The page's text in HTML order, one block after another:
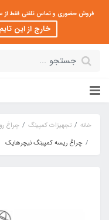
فروش حضوری و تماس تلفنی فقط از ساعت 11:30 صبح تا 2 عصر و 3 تا 8 شب
خارج از این
خانه تجهیزات کمپینگ
چراغ
چراغ ریسه کمپینگ نیچرهایک